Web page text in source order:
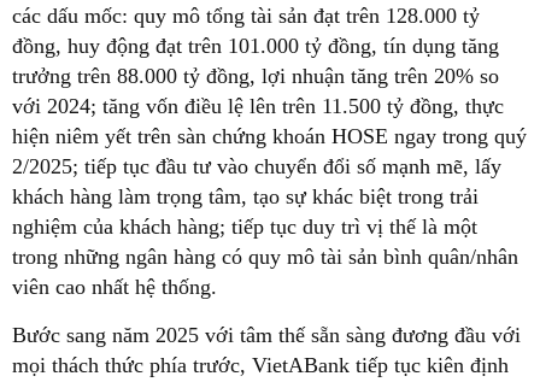
các dấu mốc: quy mô tổng tài sản đạt trên 128.000 tỷ
đồng, huy động đạt trên 101.000 tỷ đồng, tín dụng tăng
trưởng trên 88.000 tỷ đồng, lợi nhuận tăng trên 20% so
với 2024; tăng vốn điều lệ lên trên 11.500 tỷ đồng, thực
hiện niêm yết trên sàn chứng khoán HOSE ngay trong quý
2/2025; tiếp tục đầu tư vào chuyển đổi số mạnh mẽ, lấy
khách hàng làm trọng tâm, tạo sự khác biệt trong trải
nghiệm của khách hàng; tiếp tục duy trì vị thế là một
trong những ngân hàng có quy mô tài sản bình quân/nhân
viên cao nhất hệ thống.
Bước sang năm 2025 với tâm thế sẵn sàng đương đầu với
mọi thách thức phía trước, VietABank tiếp tục kiên định